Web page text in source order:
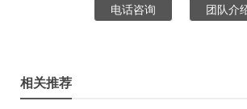
电话咨询 团队介
相关推荐